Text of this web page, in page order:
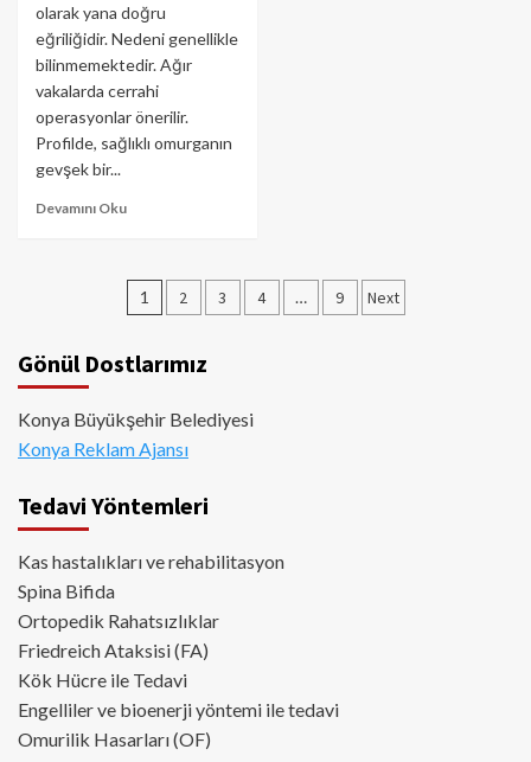
olarak yana doğru
eğriliğidir. Nedeni genellikle
bilinmemektedir. Ağır
vakalarda cerrahi
operasyonlar önerilir.
Profilde, sağlıklı omurganın
gevşek bir...
Devamını Oku
Yazı
1 2 3 4 … 9 Next
Gönül Dostlarımız
Konya Büyükşehir Belediyesi
Konya Reklam Ajansı
Tedavi Yöntemleri
Kas hastalıkları ve rehabilitasyon
Spina Bifida
Ortopedik Rahatsızlıklar
Friedreich Ataksisi (FA)
Kök Hücre ile Tedavi
Engelliler ve bioenerji yöntemi ile tedavi
Omurilik Hasarları (OF)